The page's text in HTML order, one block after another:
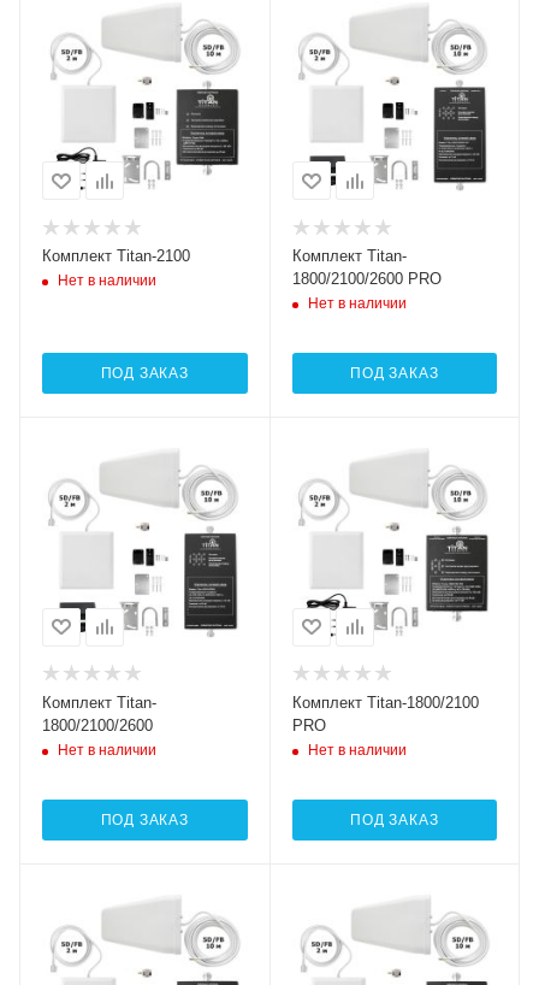
Комплект Titan-2100
Нет в наличии
ПОД ЗАКАЗ
Комплект Titan-
1800/2100/2600 PRO
Нет в наличии
ПОД ЗАКАЗ
Комплект Titan-
1800/2100/2600
Нет в наличии
ПОД ЗАКАЗ
Комплект Titan-1800/2100
PRO
Нет в наличии
ПОД ЗАКАЗ